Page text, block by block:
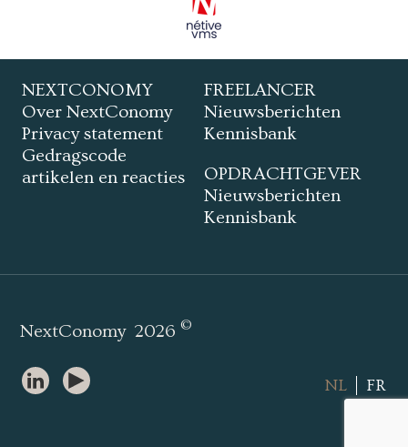
NEXTCONOMY
Over NextConomy
Privacy statement
Gedragscode
artikelen en reacties
FREELANCER
Nieuwsberichten
Kennisbank
OPDRACHTGEVER
Nieuwsberichten
Kennisbank
NextConomy 2026©
NL FR